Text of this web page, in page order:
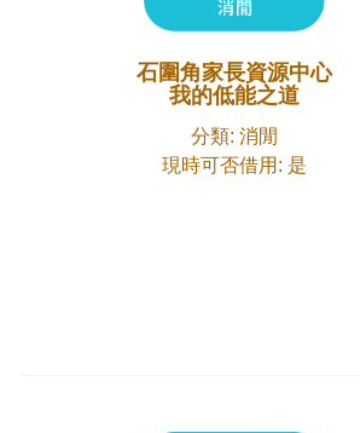
石圍角家長資源中心
我的低能之道
分類: 消閒
現時可否借用: 是